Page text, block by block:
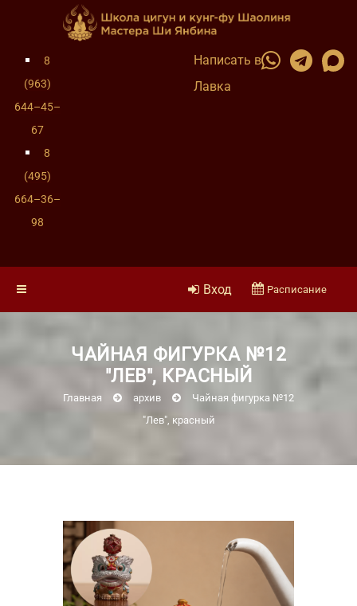
8
(963)
644–45–
67
8
(495)
664–36–
98
Написать в
Лавка
Вход Расписание
ЧАЙНАЯ ФИГУРКА №12
"ЛЕВ", КРАСНЫЙ
Главная архив
Чайная фигурка №12
"Лев", красный